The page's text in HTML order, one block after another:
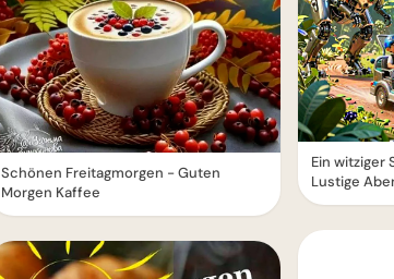
Schönen Freitagmorgen - Guten
Morgen Kaffee
Ein witziger
Lustige